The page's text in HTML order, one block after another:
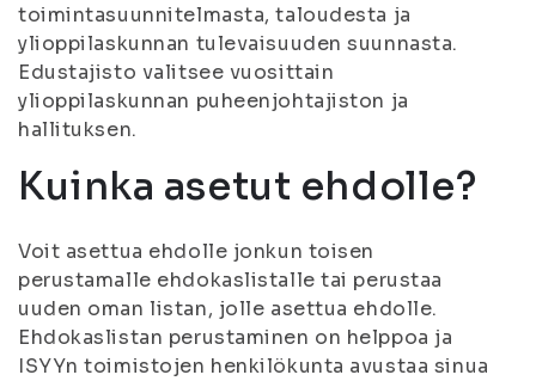
toimintasuunnitelmasta, taloudesta ja
ylioppilaskunnan tulevaisuuden suunnasta.
Edustajisto valitsee vuosittain
ylioppilaskunnan puheenjohtajiston ja
hallituksen.
Kuinka asetut ehdolle?
Voit asettua ehdolle jonkun toisen
perustamalle ehdokaslistalle tai perustaa
uuden oman listan, jolle asettua ehdolle.
Ehdokaslistan perustaminen on helppoa ja
ISYYn toimistojen henkilökunta avustaa sinua